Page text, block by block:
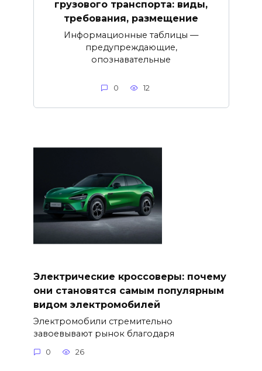
грузового транспорта: виды,
требования, размещение
Информационные таблицы —
предупреждающие,
опознавательные
0 12
Электрические кроссоверы: почему
они становятся самым популярным
видом электромобилей
Электромобили стремительно
завоевывают рынок благодаря
0 26